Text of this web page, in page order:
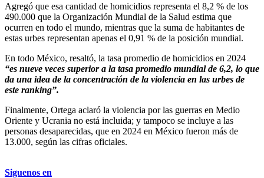
Agregó que esa cantidad de homicidios representa el 8,2 % de los
490.000 que la Organización Mundial de la Salud estima que
ocurren en todo el mundo, mientras que la suma de habitantes de
estas urbes representan apenas el 0,91 % de la posición mundial.
En todo México, resaltó, la tasa promedio de homicidios en 2024
“es nueve veces superior a la tasa promedio mundial de 6,2, lo que
da una idea de la concentración de la violencia en las urbes de
este ranking”.
Finalmente, Ortega aclaró la violencia por las guerras en Medio
Oriente y Ucrania no está incluida; y tampoco se incluye a las
personas desaparecidas, que en 2024 en México fueron más de
13.000, según las cifras oficiales.
Siguenos en